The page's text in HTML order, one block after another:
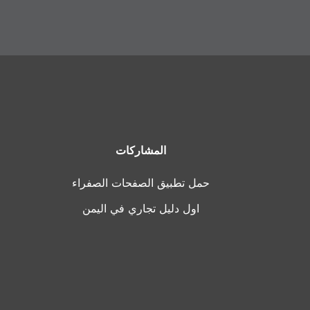
المشاركات
حمل تطبيق الصفحات الصفراء
اول دليل تجاري في اليمن